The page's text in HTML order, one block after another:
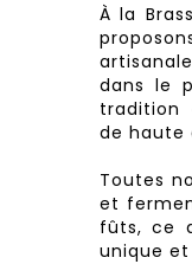
À la
dans le
tradition
de haute
Toutes
et
fûts, ce
unique